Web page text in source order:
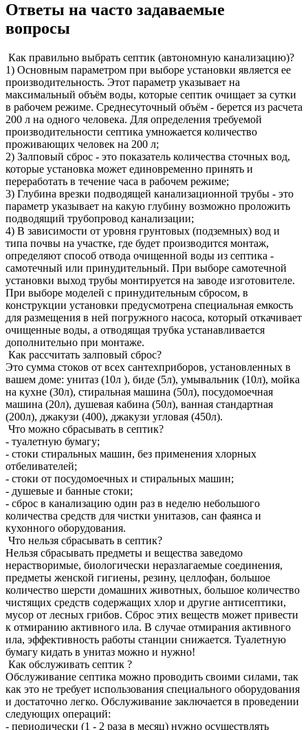
Ответы на часто задаваемые
вопросы
Как правильно выбрать септик (автономную канализацию)?
1) Основным параметром при выборе установки является ее
производительность. Этот параметр указывает на
максимальный объём воды, которые септик очищает за сутки
в рабочем режиме. Среднесуточный объём - берется из расчета
200 л на одного человека. Для определения требуемой
производительности септика умножается количество
проживающих человек на 200 л;
2) Залповый сброс - это показатель количества сточных вод,
которые установка может единовременно принять и
переработать в течение часа в рабочем режиме;
3) Глубина врезки подводящей канализационной трубы - это
параметр указывает на какую глубину возможно проложить
подводящий трубопровод канализации;
4) В зависимости от уровня грунтовых (подземных) вод и
типа почвы на участке, где будет производится монтаж,
определяют способ отвода очищенной воды из септика -
самотечный или принудительный. При выборе самотечной
установки выход трубы монтируется на заводе изготовителе.
При выборе моделей с принудительным сбросом, в
конструкции установки предусмотрена специальная емкость
для размещения в ней погружного насоса, который откачивает
очищенные воды, а отводящая трубка устанавливается
дополнительно при монтаже.
Как рассчитать залповый сброс?
Это сумма стоков от всех сантехприборов, установленных в
вашем доме: унитаз (10л ), биде (5л), умывальник (10л), мойка
на кухне (30л), стиральная машина (50л), посудомоечная
машина (20л), душевая кабина (50л), ванная стандартная
(200л), джакузи (400), джакузи угловая (450л).
Что можно сбрасывать в септик?
- туалетную бумагу;
- стоки стиральных машин, без применения хлорных
отбеливателей;
- стоки от посудомоечных и стиральных машин;
- душевые и банные стоки;
- сброс в канализацию один раз в неделю небольшого
количества средств для чистки унитазов, сан фаянса и
кухонного оборудования.
Что нельзя сбрасывать в септик?
Нельзя сбрасывать предметы и вещества заведомо
нерастворимые, биологически неразлагаемые соединения,
предметы женской гигиены, резину, целлофан, большое
количество шерсти домашних животных, большое количество
чистящих средств содержащих хлор и другие антисептики,
мусор от лесных грибов. Сброс этих веществ может привести
к отмиранию активного ила. В случае отмирания активного
ила, эффективность работы станции снижается. Туалетную
бумагу кидать в унитаз можно и нужно!
Как обслуживать септик ?
Обслуживание септика можно проводить своими силами, так
как это не требует использования специального оборудования
и достаточно легко. Обслуживание заключается в проведении
следующих операций:
- периодически (1 - 2 раза в месяц) нужно осуществлять